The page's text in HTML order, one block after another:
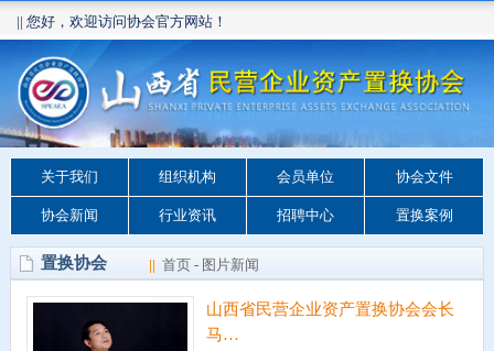
|| 您好，欢迎访问协会官方网站！
关于我们 组织机构 会员单位 协会文件
协会新闻 行业资讯 招聘中心 置换案例
置换协会 || 首页- 图片新闻
山西省民营企业资产置换协会会长
马…